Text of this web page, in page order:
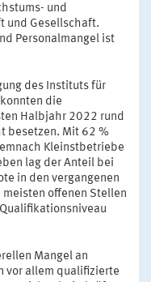
und
und Gesellschaft.
Personalmangel ist
des Instituts für
die
Halbjahr 2022 rund
besetzen. Mit 62 %
Kleinstbetriebe
lag der Anteil bei
in den vergangenen
offenen Stellen
Mangel an
vor allem qualifizierte